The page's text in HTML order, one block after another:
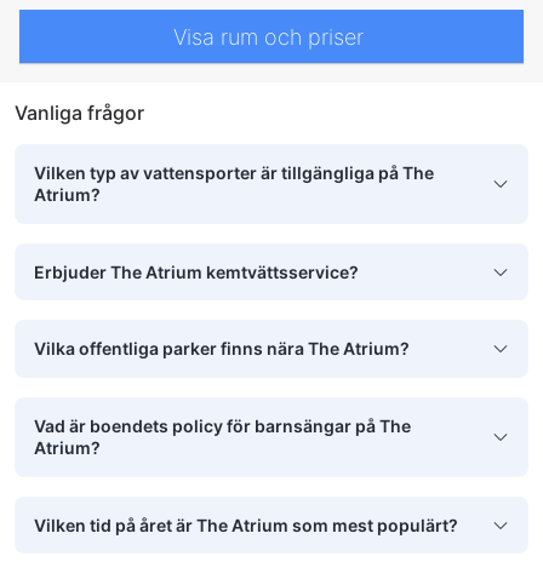
Visa rum och priser
Vanliga frågor
Vilken typ av vattensporter är tillgängliga på The
Atrium?
Erbjuder The Atrium kemtvättsservice?
Vilka offentliga parker finns nära The Atrium?
Vad är boendets policy för barnsängar på The
Atrium?
Vilken tid på året är The Atrium som mest populärt?